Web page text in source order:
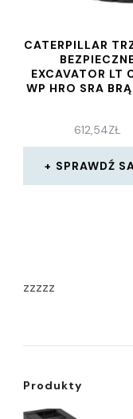
CATERPILLAR
EXCAVATOR LT
WP HRO SRA
612,54ZŁ
SPRAWDŹ
zzzzz
Produkty